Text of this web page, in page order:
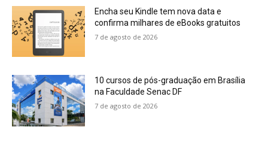
Encha seu Kindle tem nova data e
confirma milhares de eBooks gratuitos
7 de agosto de 2026
10 cursos de pós-graduação em Brasília
na Faculdade Senac DF
7 de agosto de 2026